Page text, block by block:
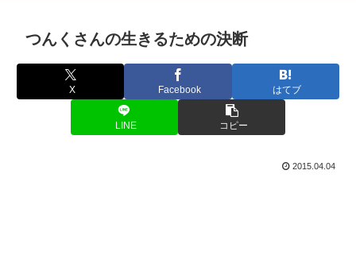
つんくさんの生きるための決断
X Facebook はてブ
LINE コピー
2015.04.04